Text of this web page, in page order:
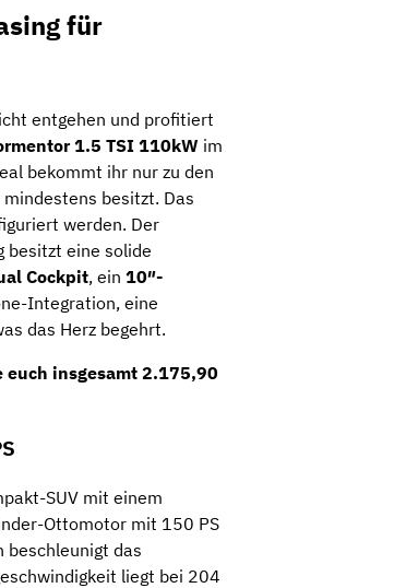
für
entgehen und profitiert
1.5 TSI 110kW im
bekommt ihr nur zu den
besitzt. Das
werden. Der
besitzt eine solide
Cockpit, ein 10″-
Integration, eine
das Herz begehrt.
euch insgesamt 2.175,90
SUV mit einem
Ottomotor mit 150 PS
beschleunigt das
liegt bei 204